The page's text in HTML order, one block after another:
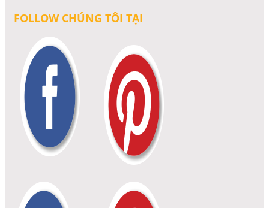
FOLLOW CHÚNG TÔI TẠI